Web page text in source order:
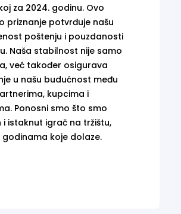
za 2024. godinu. Ovo
priznanje potvrđuje našu
poštenju i pouzdanosti
Naša stabilnost nije samo
već također osigurava
u našu budućnost među
kupcima i
Ponosni smo što smo
i istaknut igrač na tržištu,
godinama koje dolaze.